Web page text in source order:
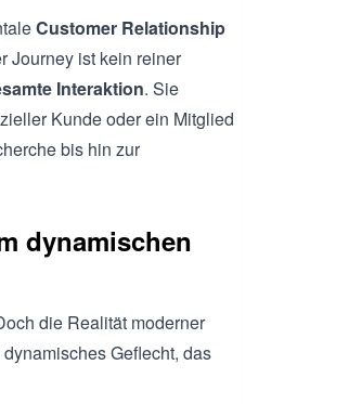
Customer Relationship
Journey ist kein reiner
Interaktion. Sie
Kunde oder ein Mitglied
bis hin zur
dynamischen
die Realität moderner
Geflecht, das